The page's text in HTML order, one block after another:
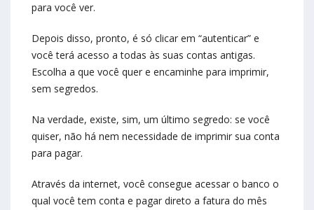
para você ver.
Depois disso, pronto, é só clicar em “autenticar” e
você terá acesso a todas às suas contas antigas.
Escolha a que você quer e encaminhe para imprimir,
sem segredos.
Na verdade, existe, sim, um último segredo: se você
quiser, não há nem necessidade de imprimir sua conta
para pagar.
Através da internet, você consegue acessar o banco o
qual você tem conta e pagar direto a fatura do mês